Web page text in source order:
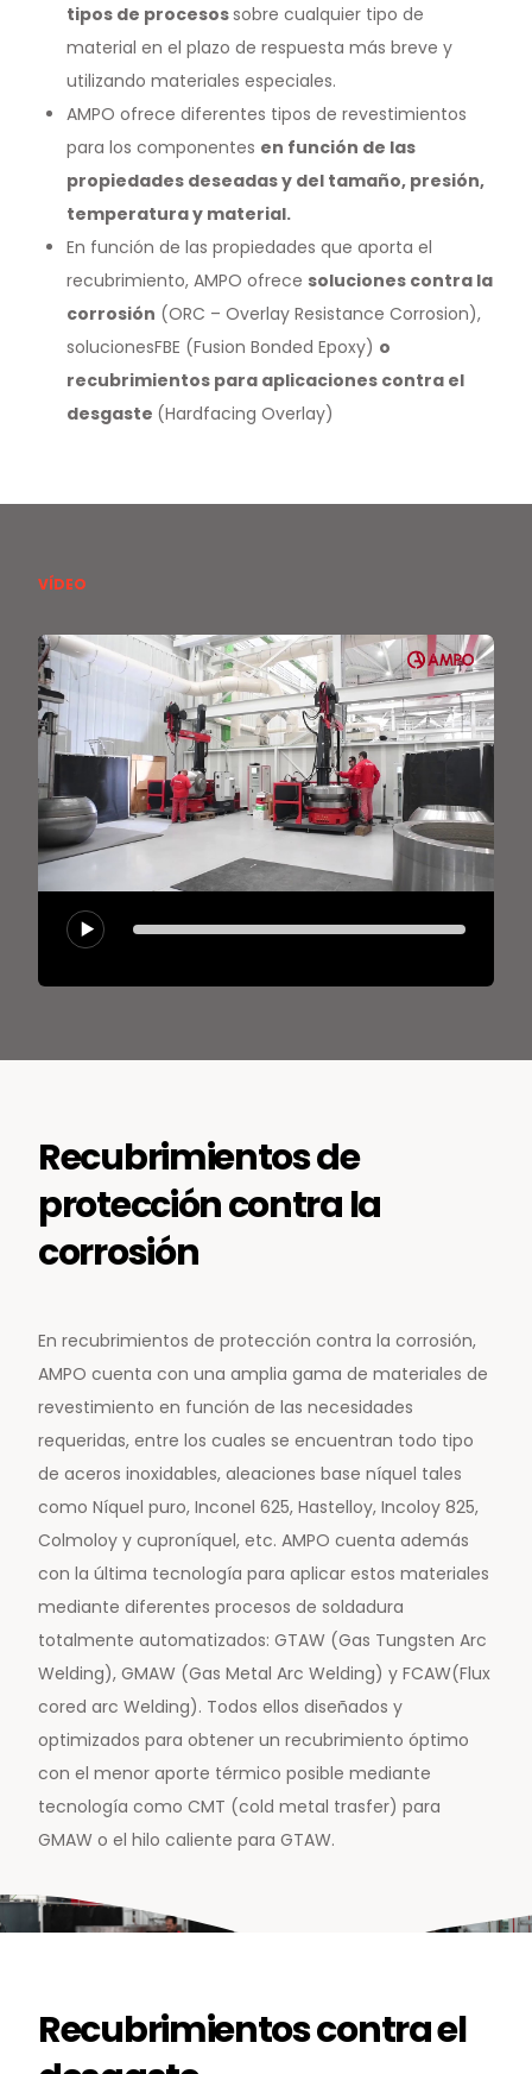
Noticias y medios
Contacto
tipos de procesossobre cualquier tipo de
material en el plazo de respuesta más breve y
utilizando materiales especiales.
AMPO ofrece diferentes tipos de revestimientos
para los componentes en función de las
propiedades deseadas y del tamaño, presión,
temperatura y material.
En función de las propiedades que aporta el
recubrimiento, AMPO ofrece soluciones contra la
corrosión (ORC – Overlay Resistance Corrosion),
solucionesFBE (Fusion Bonded Epoxy) o
recubrimientos para aplicaciones contra el
desgaste (Hardfacing Overlay)
VÍDEO
Recubrimientos de
protección contra la
corrosión
En recubrimientos de protección contra la corrosión,
AMPO cuenta con una amplia gama de materiales de
revestimiento en función de las necesidades
requeridas, entre los cuales se encuentran todo tipo
de aceros inoxidables, aleaciones base níquel tales
como Níquel puro, Inconel 625, Hastelloy, Incoloy 825,
Colmoloy y cuproníquel, etc. AMPO cuenta además
con la última tecnología para aplicar estos materiales
mediante diferentes procesos de soldadura
totalmente automatizados: GTAW (Gas Tungsten Arc
Welding), GMAW (Gas Metal Arc Welding) y FCAW(Flux
cored arc Welding). Todos ellos diseñados y
optimizados para obtener un recubrimiento óptimo
con el menor aporte térmico posible mediante
tecnología como CMT (cold metal trasfer) para
GMAW o el hilo caliente para GTAW.
Recubrimientos contra el